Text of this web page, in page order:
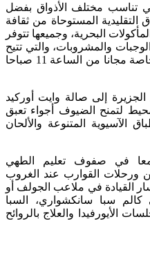
تناسب مختلف الأذواق بفضل
التقليدية المستوحاة من ثقافة
البحرية، وجميعها تتوفر
والمشروبات، والتي تتيح
للضيوف الاستمتاع بالمشروبات الخاصة مجانا من الساعة 11 صباحا
إلى صالة وايت أوركيد
لتمنح الضيوف أجواء تعبق
الآسيوية المتنوعة والألحان
في صفوف تعليم الطهي
ورحلات القوارب عند الغروب
القيادة في ملاعب الجولف أو
كالم سبا سانكشواري، السبا
الأيورفيدا والعلاج بالروائح